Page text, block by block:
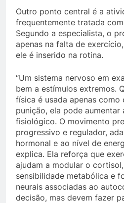
Outro ponto central é a
frequentemente tratada
Segundo a especialista, o
apenas na falta de
ele é inserido na rotina.
“Um sistema nervoso em
bem a estímulos extremos.
física é usada apenas como
punição, ela pode aumentar
fisiológico. O movimento
progressivo e regulador,
hormonal e ao nível de
explica. Ela reforça que
ajudam a modular o
sensibilidade metabólica e
neurais associadas ao
decisão, mas devem fazer